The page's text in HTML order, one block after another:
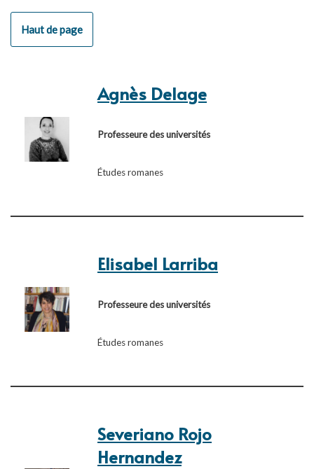
Haut de page
Agnès Delage
Professeure des universités
Études romanes
Elisabel Larriba
Professeure des universités
Études romanes
Severiano Rojo
Hernandez